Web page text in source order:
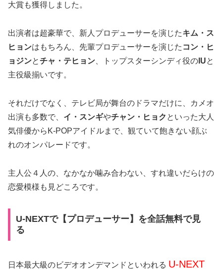
大賞も獲得しました。
出演者は超豪華で、新人プロデューサーを演じたキム・ス
ヒョンはもちろん、先輩プロデューサーを演じた コン・ヒ
ョジンとチャ・テヒョン 、トップスターシンディ役の IUと
主役級揃いです。
それだけでなく、テレビ局が舞台のドラマだけに、カメオ
出演も多数で、 イ・スンギやチャン・ヒョク といった大人
気俳優からK-POPアイドルまで、観ていて飽きない顔ぶ
れのオンパレードです。
主人公４人の、なかなか噛み合わない、すれ違いだらけの
恋愛模様も見どころです。
U-NEXTで【プロデューサー】を全話無料で見
る
日本最大級のビデオオンデマンドといわれる U-NEXT